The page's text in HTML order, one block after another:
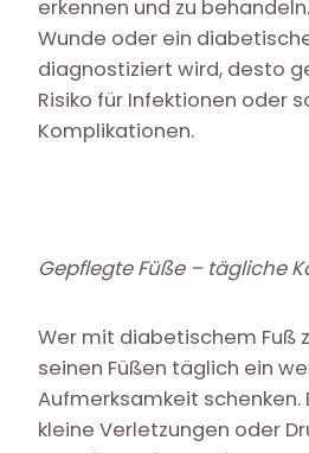
erkennen und zu
Wunde oder ein
diagnostiziert wird, desto
Risiko für Infektionen oder
Komplikationen.
Gepflegte Füße – tägliche
Wer mit diabetischem Fuß
seinen Füßen täglich ein
Aufmerksamkeit schenken.
kleine Verletzungen oder